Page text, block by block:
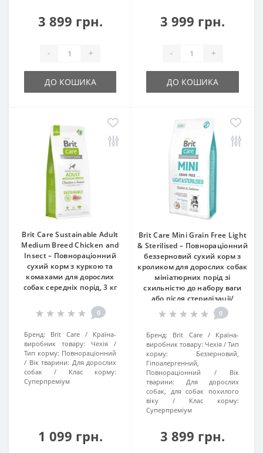
3 899 грн.
- +
ДО КОШИКА
3 999 грн.
- +
ДО КОШИКА
Brit Care Sustainable Adult
Medium Breed Chicken and
Insect – Повнораціонний
сухий корм з куркою та
комахами для дорослих
собак середніх порід, 3 кг
0
Бренд: Brit Care
Країна-
виробник товару:
Чехія
Тип корму: Повнораціонний
Вік тварини: Для дорослих
собак
Клас корму:
Суперпреміум
1 099 грн.
Brit Care Mini Grain Free Light
& Sterilised – Повнораціонний
беззерновий сухий корм з
кроликом для дорослих собак
мініатюрних порід зі
схильністю до набору ваги
або після стерилізації/
кастрації, 7 кг0
Бренд: Brit Care
Країна-
виробник товару: Чехія
Тип
корму:
Беззерновий,
Гіпоалергенний,
Повнораціонний
Вік
тварини:
Для дорослих
собак, для собак похилого
віку
Клас корму:
Суперпреміум
3 899 грн.